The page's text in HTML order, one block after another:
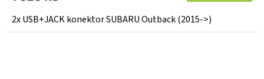
2x USB+JACK konektor SUBARU Outback (2015->)